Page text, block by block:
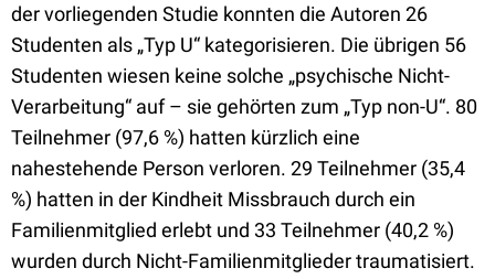
der vorliegenden Studie konnten die Autoren 26
Studenten als „Typ U“ kategorisieren. Die übrigen 56
Studenten wiesen keine solche „psychische Nicht-
Verarbeitung“ auf – sie gehörten zum „Typ non-U“. 80
Teilnehmer (97,6 %) hatten kürzlich eine
nahestehende Person verloren. 29 Teilnehmer (35,4
%) hatten in der Kindheit Missbrauch durch ein
Familienmitglied erlebt und 33 Teilnehmer (40,2 %)
wurden durch Nicht-Familienmitglieder traumatisiert.